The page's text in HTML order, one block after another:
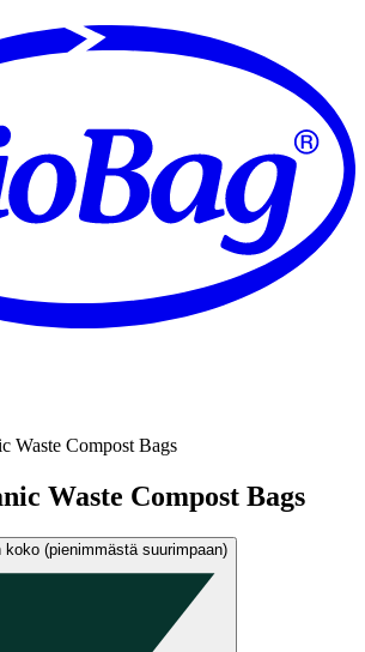
Waste Compost Bags
Waste Compost Bags
koko (pienimmästä suurimpaan)